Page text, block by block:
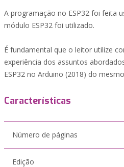
A programação no ESP32 foi feita
módulo ESP32 foi utilizado.
É fundamental que o leitor utilize
experiência dos assuntos
ESP32 no Arduino (2018) do
Características
Número de páginas
Edição